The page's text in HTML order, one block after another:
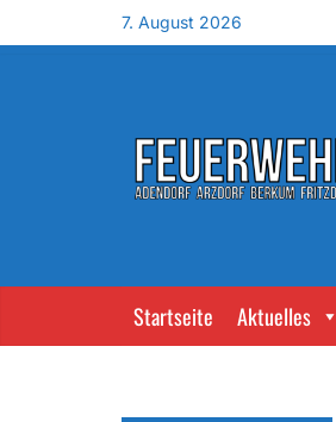
7. August 2026
Startseite Aktuelles